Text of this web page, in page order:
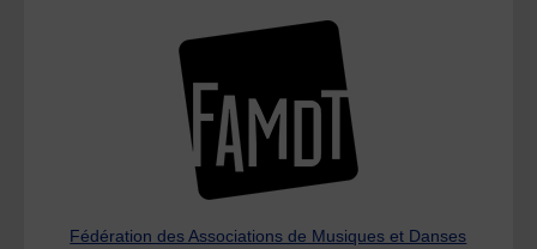
Fédération des Associations de Musiques et Danses